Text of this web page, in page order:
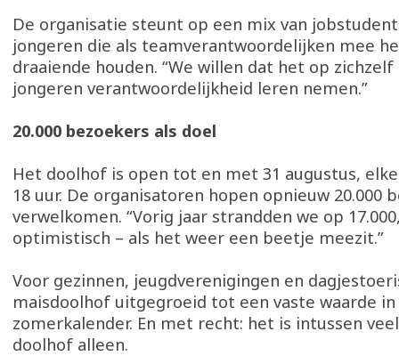
De organisatie steunt op een mix van
jongeren die als teamverantwoordelijken mee
draaiende houden. “We willen dat het op
jongeren verantwoordelijkheid leren nemen.”
20.000 bezoekers als doel
Het doolhof is open tot en met 31 augustus,
18 uur. De organisatoren hopen opnieuw 20.000
verwelkomen. “Vorig jaar strandden we op
optimistisch – als het weer een beetje meezit.”
Voor gezinnen, jeugdverenigingen en
maisdoolhof uitgegroeid tot een vaste waarde in
zomerkalender. En met recht: het is intussen
doolhof alleen.